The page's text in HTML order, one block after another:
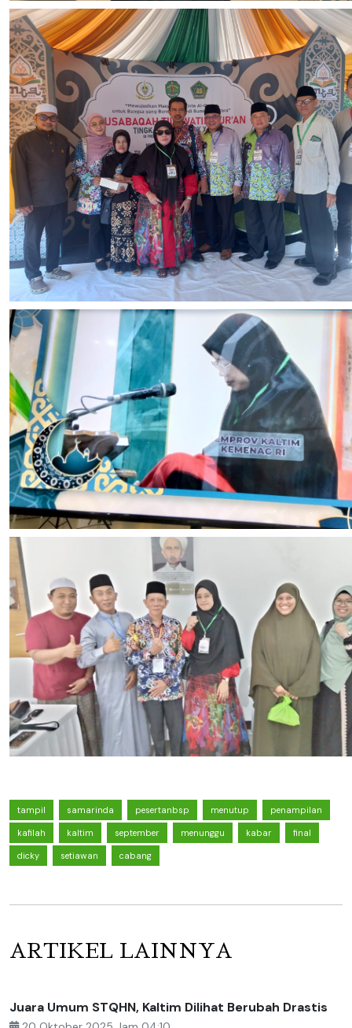
tampil samarinda pesertanbsp menutup penampilan
kafilah kaltim september menunggu kabar final
dicky setiawan cabang
ARTIKEL LAINNYA
Juara Umum STQHN, Kaltim Dilihat Berubah Drastis